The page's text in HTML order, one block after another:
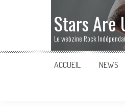
Stars Are
Le webzine Rock
ACCUEIL NEWS